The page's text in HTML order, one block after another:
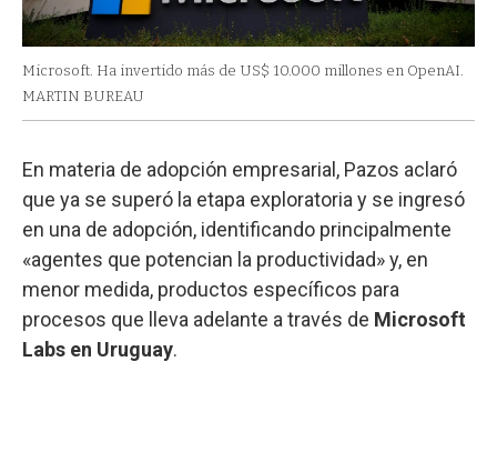
Microsoft. Ha invertido más de US$ 10.000 millones en OpenAI.
MARTIN BUREAU
En materia de adopción empresarial, Pazos aclaró
que ya se superó la etapa exploratoria y se ingresó
en una de adopción, identificando principalmente
«agentes que potencian la productividad» y, en
menor medida, productos específicos para
procesos que lleva adelante a través de Microsoft
Labs en Uruguay.